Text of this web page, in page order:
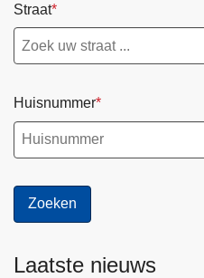
Straat
Huisnummer
Laatste nieuws